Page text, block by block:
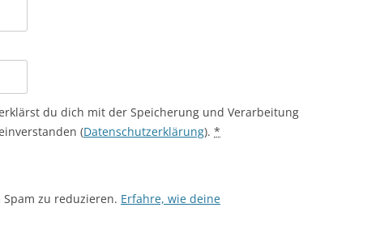
du dich mit der Speicherung und Verarbeitung
(Datenschutzerklärung). *
zu reduzieren. Erfahre, wie deine